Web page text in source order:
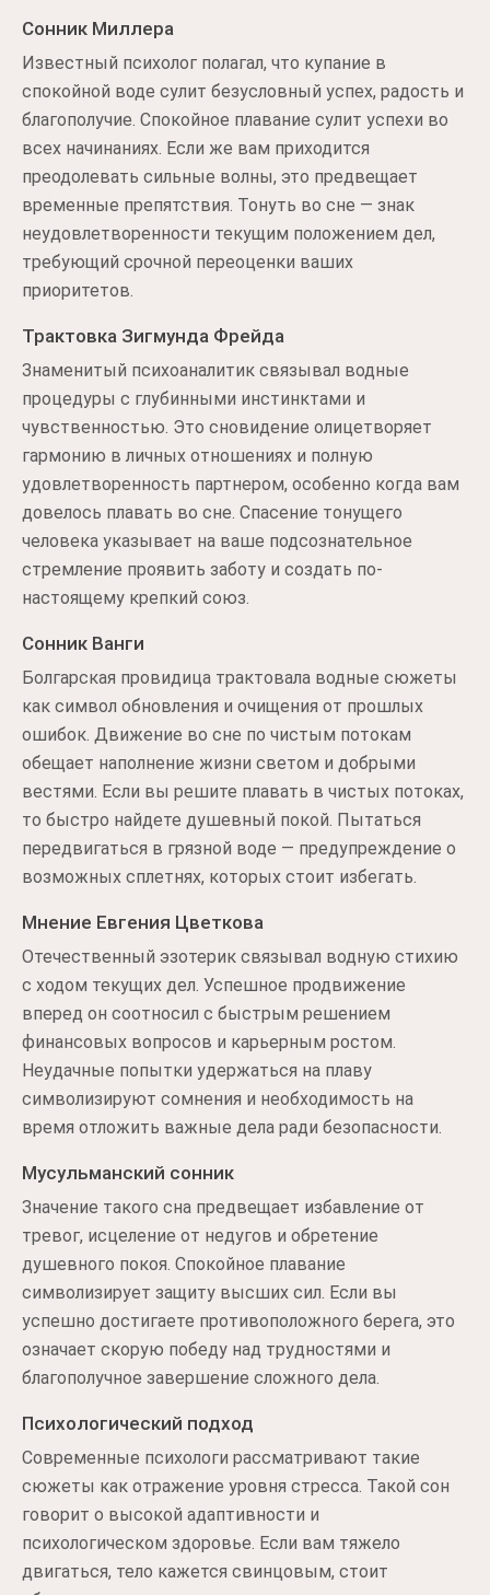
Сонник Миллера
Известный психолог полагал, что купание в
спокойной воде сулит безусловный успех, радость и
благополучие. Спокойное плавание сулит успехи во
всех начинаниях. Если же вам приходится
преодолевать сильные волны, это предвещает
временные препятствия. Тонуть во сне — знак
неудовлетворенности текущим положением дел,
требующий срочной переоценки ваших
приоритетов.
Трактовка Зигмунда Фрейда
Знаменитый психоаналитик связывал водные
процедуры с глубинными инстинктами и
чувственностью. Это сновидение олицетворяет
гармонию в личных отношениях и полную
удовлетворенность партнером, особенно когда вам
довелось плавать во сне. Спасение тонущего
человека указывает на ваше подсознательное
стремление проявить заботу и создать по-
настоящему крепкий союз.
Сонник Ванги
Болгарская провидица трактовала водные сюжеты
как символ обновления и очищения от прошлых
ошибок. Движение во сне по чистым потокам
обещает наполнение жизни светом и добрыми
вестями. Если вы решите плавать в чистых потоках,
то быстро найдете душевный покой. Пытаться
передвигаться в грязной воде — предупреждение о
возможных сплетнях, которых стоит избегать.
Мнение Евгения Цветкова
Отечественный эзотерик связывал водную стихию
с ходом текущих дел. Успешное продвижение
вперед он соотносил с быстрым решением
финансовых вопросов и карьерным ростом.
Неудачные попытки удержаться на плаву
символизируют сомнения и необходимость на
время отложить важные дела ради безопасности.
Мусульманский сонник
Значение такого сна предвещает избавление от
тревог, исцеление от недугов и обретение
душевного покоя. Спокойное плавание
символизирует защиту высших сил. Если вы
успешно достигаете противоположного берега, это
означает скорую победу над трудностями и
благополучное завершение сложного дела.
Психологический подход
Современные психологи рассматривают такие
сюжеты как отражение уровня стресса. Такой сон
говорит о высокой адаптивности и
психологическом здоровье. Если вам тяжело
двигаться, тело кажется свинцовым, стоит